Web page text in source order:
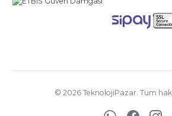
© 2026 TeknolojiPazar. Tüm